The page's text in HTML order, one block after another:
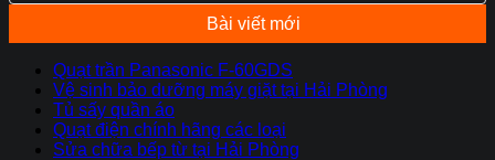
12.750.000 ₫.
là:
Bài viết mới
Quạt trần Panasonic F-60GDS
Vệ sinh bảo dưỡng máy giặt tại Hải Phòng
Tủ sấy quần áo
Quạt điện chính hãng các loại
Sửa chữa bếp từ tại Hải Phòng